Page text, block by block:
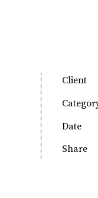
Client
Date
Share